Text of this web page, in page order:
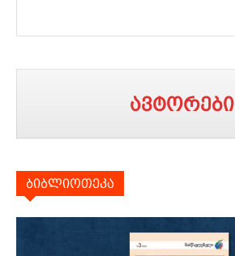
ავტორები
ბიბლიოთეკა